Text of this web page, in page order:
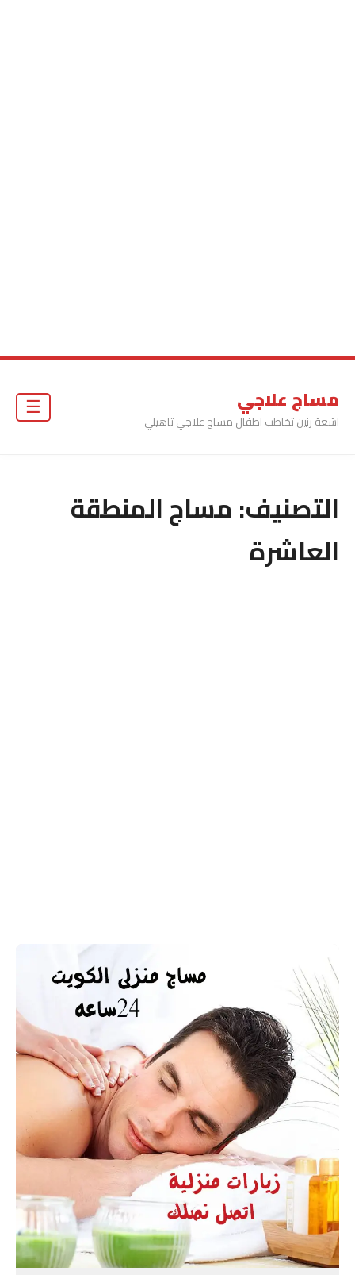
مساج علاجي
اشعة رنين تخاطب اطفال مساج علاجي تاهيلي
التصنيف:مساج المنطقة
العاشرة